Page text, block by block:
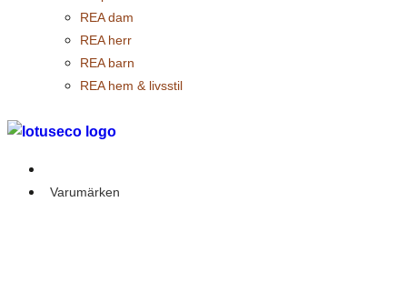
REA dam
REA herr
REA barn
REA hem & livsstil
Varumärken